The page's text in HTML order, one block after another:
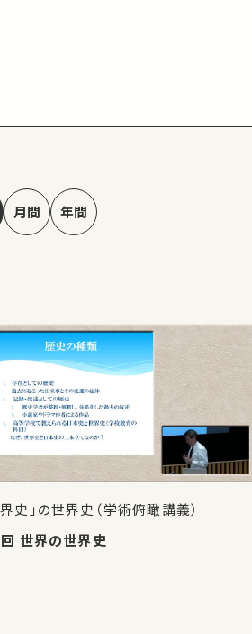
月間 年間
界史」の世界史（学術俯瞰講義）
第1回 世界の世界史